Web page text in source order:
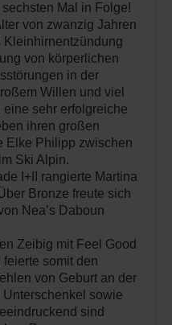
Mal in Folge!
von zwanzig Jahren
Kleinhirnentzündung
von körperlichen
in der
Willen und viel
sehr erfolgreiche
ihren großen
Elke Philipp zwischen
Ski Alpin.
I+II rangierte Martina
Bronze freute sich
Nea’s Daboun
Zeibig mit Feel Good
somit den
von Geburt an der
Unterschenkel sowie
sind